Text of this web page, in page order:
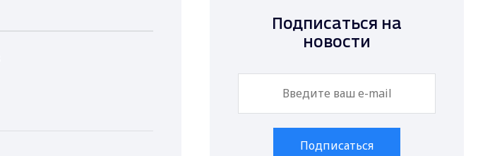
Подписаться на
новости
Подписаться